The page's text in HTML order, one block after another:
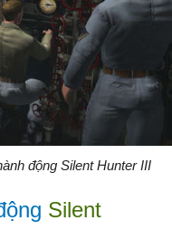
động Silent Hunter III
Silent